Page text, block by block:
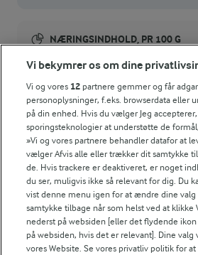
NÆRINGSINDHOLD, PR 100 G
Energiindhold:
1901 kJ / 454 kcal
Energifordeling
ENERGI PR 100 G
Fiber:
1,8 g
Protein:
2,5 g
Én af julens største klassiskere
Vi bekymrer os om dine
Vi og vores 12 partnere gemmer og får
personoplysninger, f.eks. browserdata eller
på din enhed. Hvis du vælger Jeg
sporingsteknologier at understøtte de
»Vi og vores partnere behandler datafor at
vælger Afvis alle eller trækker dit samtykke
de. Hvis trackere er deaktiveret, er noget
du ser, muligvis ikke så relevant for dig. Du
vist denne menu igen for at ændre dine
samtykke tilbage når som helst ved at klikke
nederst på websiden [eller det flydende
på websiden, hvis det er relevant]. Dine valg
vores Website. Se vores privatliv politik for